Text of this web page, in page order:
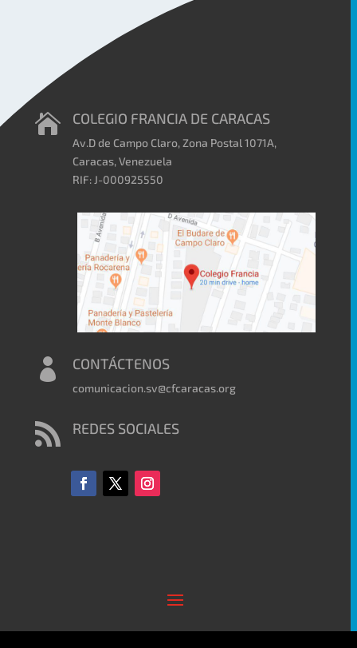
 COLEGIO FRANCIA DE CARACAS
Av.D de Campo Claro, Zona Postal 1071A,
Caracas, Venezuela
RIF: J-000925550
 CONTÁCTENOS
comunicacion.sv@cfcaracas.org
 REDES SOCIALES